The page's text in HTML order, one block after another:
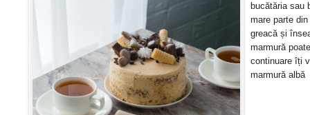
bucătăria sau
mare parte
greacă și
marmură
continuare îți
marmură